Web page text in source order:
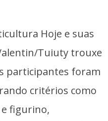
Hoje e suas
Tuiuty trouxe
participantes foram
critérios como
figurino,